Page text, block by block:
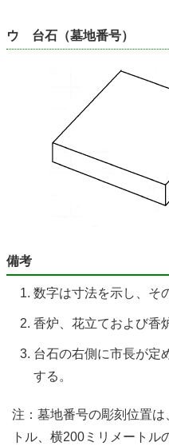
ウ 台石（墓地番号）
備考
数字は寸法を示し、そ
香炉、花立ておよび香
台石の右側に市長が定
する。
注：墓地番号の彫刻位置
トル、横200ミリメートル